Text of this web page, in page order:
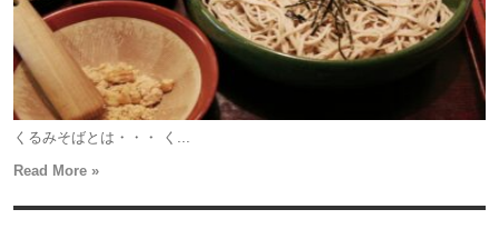
くるみそばとは・・・ く...
Read More »